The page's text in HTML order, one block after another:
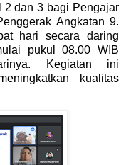
2 dan 3 bagi Pengajar
Angkatan 9.
hari secara daring
pukul 08.00 WIB
Kegiatan ini
kualitas